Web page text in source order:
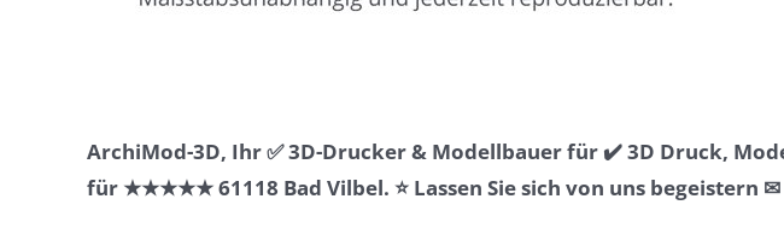
ArchiMod-3D, Ihr ✅ 3D-Drucker & Modellbauer für ✔️ 3D Druck,
für ★★★★★ 61118 Bad Vilbel. ⭐ Lassen Sie sich von uns begeistern